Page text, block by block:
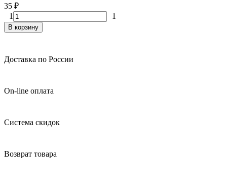
35 ₽
1
1
В корзину
Доставка по России
On-line оплата
Система скидок
Возврат товара